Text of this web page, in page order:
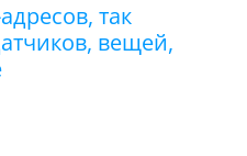
так
вещей,